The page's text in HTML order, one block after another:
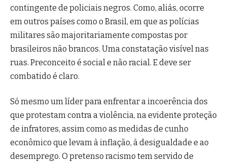
contingente de policiais negros. Como, aliás, ocorre
em outros países como o Brasil, em que as polícias
militares são majoritariamente compostas por
brasileiros não brancos. Uma constatação visível nas
ruas. Preconceito é social e não racial. E deve ser
combatido é claro.
Só mesmo um líder para enfrentar a incoerência dos
que protestam contra a violência, na evidente proteção
de infratores, assim como as medidas de cunho
econômico que levam à inflação, à desigualdade e ao
desemprego. O pretenso racismo tem servido de